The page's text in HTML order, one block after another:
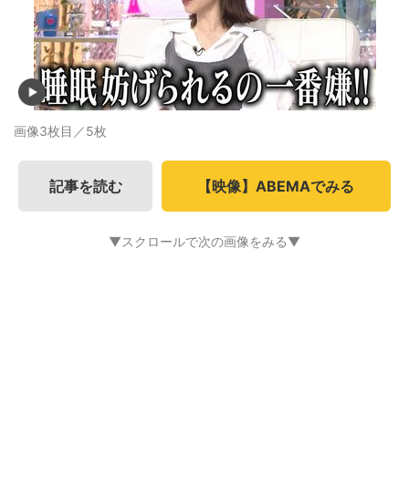
画像3枚目／5枚
記事を読む 【映像】ABEMAでみる
▼スクロールで次の画像をみる▼